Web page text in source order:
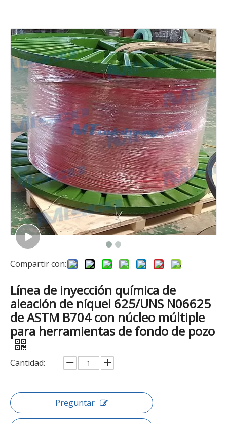
Compartir con:
Línea de inyección química de
aleación de níquel 625/UNS N06625
de ASTM B704 con núcleo múltiple
para herramientas de fondo de pozo
Cantidad:
Preguntar